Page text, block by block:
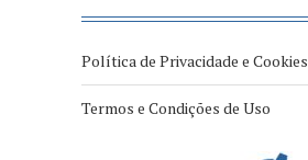
Política de Privacidade e Cookies
Termos e Condições de Uso